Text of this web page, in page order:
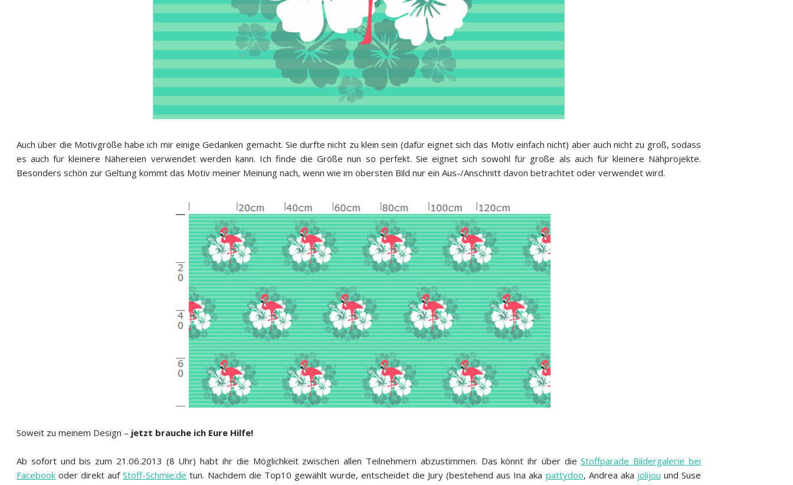
Auch über die Motivgröße habe ich mir einige Gedanken gemacht. Sie durfte nicht zu klein sein (dafür eignet sich das Motiv einfach nicht) aber auch nicht zu groß, sodass
es auch für kleinere Nähereien verwendet werden kann. Ich finde die Größe nun so perfekt. Sie eignet sich sowohl für große als auch für kleinere Nähprojekte.
Besonders schön zur Geltung kommt das Motiv meiner Meinung nach, wenn wie im obersten Bild nur ein Aus-/Anschnitt davon betrachtet oder verwendet wird.
Soweit zu meinem Design – jetzt brauche ich Eure Hilfe!
Ab sofort und bis zum 21.06.2013 (8 Uhr) habt ihr die Möglichkeit zwischen allen Teilnehmern abzustimmen. Das könnt ihr über dieStoffparade Bildergalerie bei
Facebook oder direkt aufStoff-Schmie.de tun. Nachdem die Top10 gewählt wurde, entscheidet die Jury (bestehend aus Ina aka pattydoo, Andrea aka jolijou und Suse